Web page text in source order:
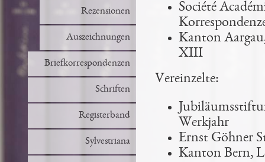
Rezensionen
Auszeichnungen
Briefkorrespondenzen
Schriften
Registerband
Sylvestriana
Société
Kanton
XIII
Vereinzelte:
Werkjahr
Ernst Göhner
Kanton Bern,